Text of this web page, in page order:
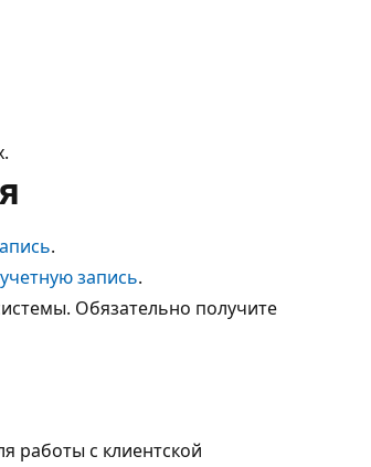
.
запись.
Обязательно получите
работы с клиентской